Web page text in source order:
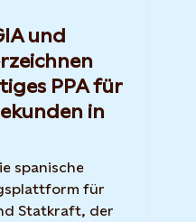
und
PPA für
in
spanische
für
Statkraft, der